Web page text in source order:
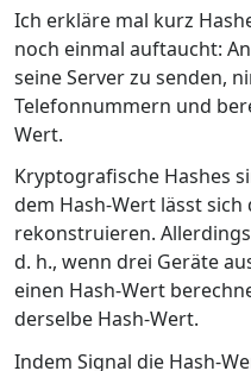
Ich erkläre mal kurz
noch einmal auftaucht:
seine Server zu senden,
Telefonnummern und
Wert.
Kryptografische Hashes
dem Hash-Wert lässt
rekonstruieren.
d. h., wenn drei Geräte
einen Hash-Wert
derselbe Hash-Wert.
Indem Signal die Hash-